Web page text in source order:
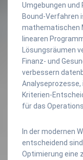
Umgebungen und
Bound-Verfahren
mathematischen
linearen
Lösungsräumen
Finanz- und
verbessern
Analyseprozesse,
Kriterien-
für das
In der modernen
entscheidend
Optimierung eine